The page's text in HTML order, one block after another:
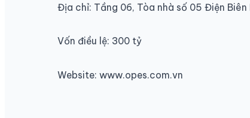
Địa chỉ: Tầng 06, Tòa nhà số 05 Điện Biên
Vốn điều lệ: 300 tỷ
Website: www.opes.com.vn